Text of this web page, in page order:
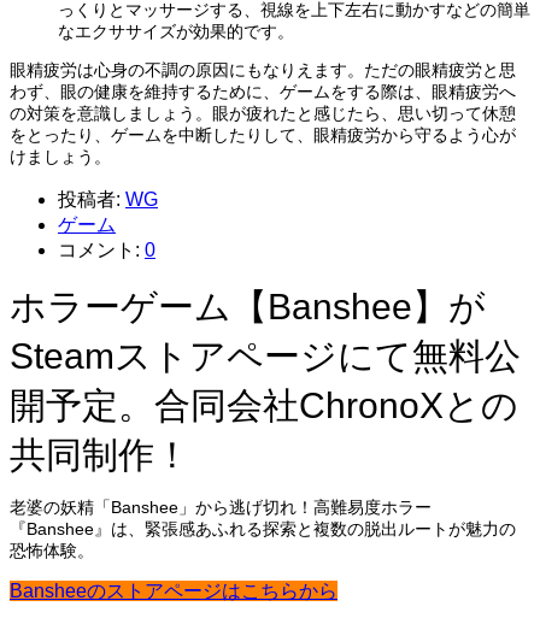
っくりとマッサージする、視線を上下左右に動かすなどの簡単
なエクササイズが効果的です。
眼精疲労は心身の不調の原因にもなりえます。ただの眼精疲労と思
わず、眼の健康を維持するために、ゲームをする際は、眼精疲労へ
の対策を意識しましょう。眼が疲れたと感じたら、思い切って休憩
をとったり、ゲームを中断したりして、眼精疲労から守るよう心が
けましょう。
投稿者: WG
ゲーム
コメント: 0
ホラーゲーム【Banshee】が
Steamストアページにて無料公
開予定。合同会社ChronoXとの
共同制作！
老婆の妖精「Banshee」から逃げ切れ！高難易度ホラー
『Banshee』は、緊張感あふれる探索と複数の脱出ルートが魅力の
恐怖体験。
Bansheeのストアページはこちらから